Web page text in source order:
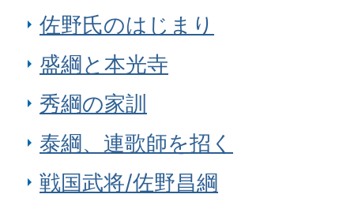
佐野氏のはじまり
盛綱と本光寺
秀綱の家訓
泰綱、連歌師を招く
戦国武将/佐野昌綱